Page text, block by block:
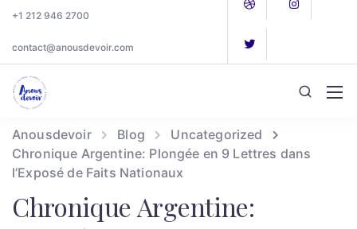
+1 212 946 2700
contact@anousdevoir.com
Anousdevoir Blog
Uncategorized
Chronique Argentine: Plongée en 9 Lettres dans
l’Exposé de Faits Nationaux
Chronique Argentine: